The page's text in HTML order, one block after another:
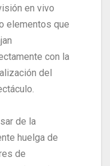
en vivo
elementos que
con la
del
de la
huelga de
de